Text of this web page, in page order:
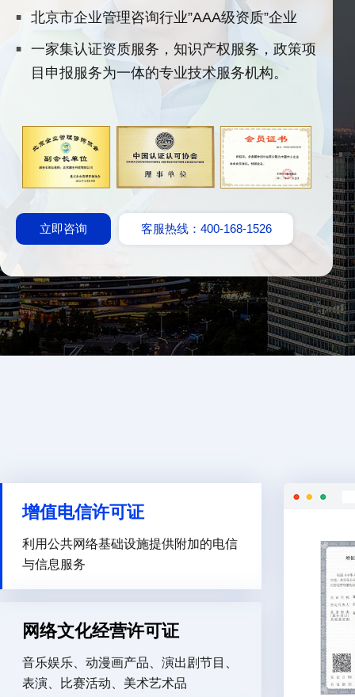
北京市企业管理咨询行业”AAA级资质”企业
一家集认证资质服务，知识产权服务，政策项
目申报服务为一体的专业技术服务机构。
立即咨询 客服热线：400-168-1526
增值电信许可证
利用公共网络基础设施提供附加的电信
与信息服务
网络文化经营许可证
音乐娱乐、动漫画产品、演出剧节目、
表演、比赛活动、美术艺术品